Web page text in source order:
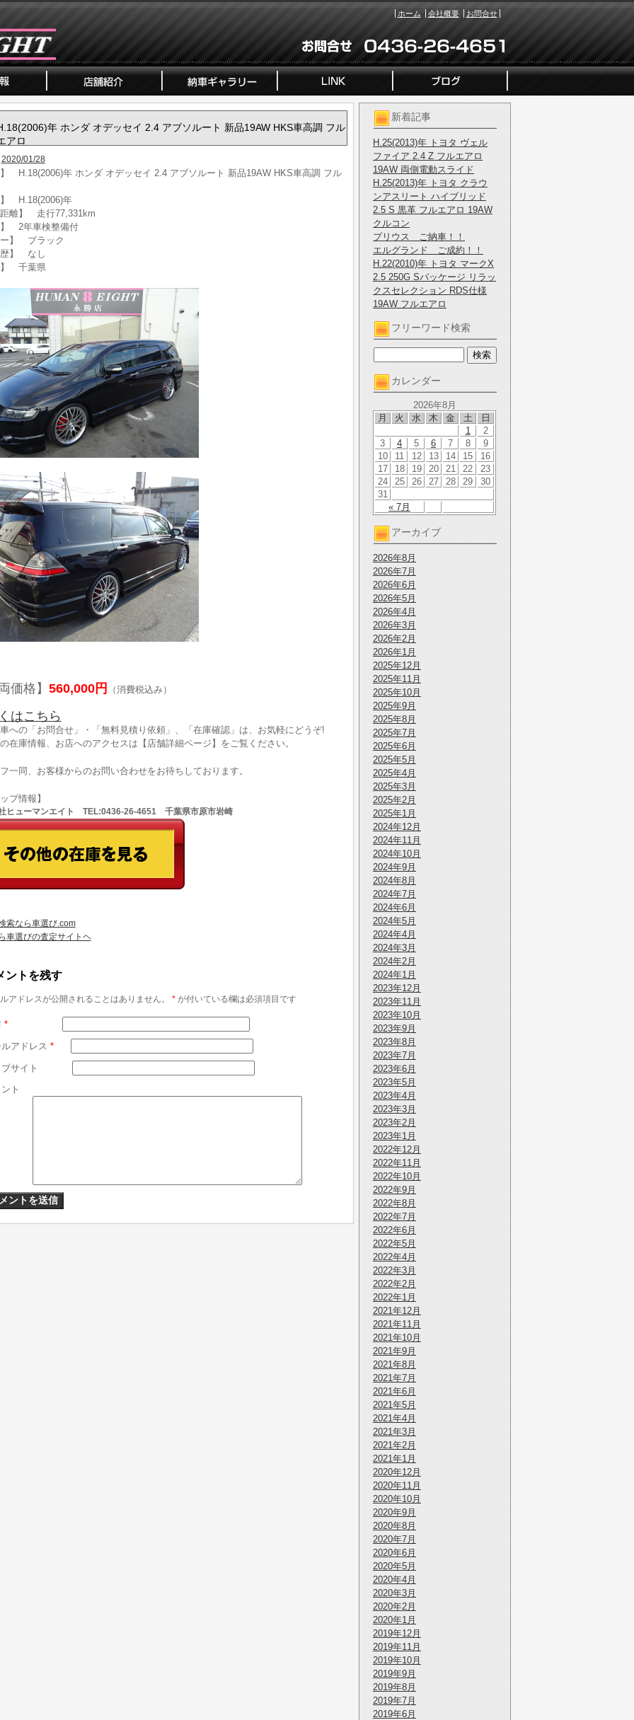
ホーム 会社概要 お問合せ
新着記事
H.25(2013)年 トヨタ ヴェル
ファイア 2.4 Z フルエアロ
19AW 両側電動スライド
H.25(2013)年 トヨタ クラウ
ンアスリート ハイブリッド
2.5 S 黒革 フルエアロ 19AW
クルコン
プリウス ご納車！！
エルグランド ご成約！！
H.22(2010)年 トヨタ マークX
2.5 250G Sパッケージ リラッ
クスセレクション RDS仕様
19AW フルエアロ
フリーワード検索
カレンダー
2026年8月
月
火 水 木 金 土 日
« 7月
1
2
3
4 5 6 7 8
9
10
11 12 13 14 15
16
17
18 19 20 21 22
23
24
25 26 27 28 29
30
31
アーカイブ
2026年8月
2026年7月
2026年6月
2026年5月
2026年4月
2026年3月
2026年2月
2026年1月
2025年12月
2025年11月
2025年10月
2025年9月
2025年8月
2025年7月
2025年6月
2025年5月
2025年4月
2025年3月
2025年2月
2025年1月
2024年12月
2024年11月
2024年10月
2024年9月
2024年8月
2024年7月
2024年6月
2024年5月
2024年4月
2024年3月
2024年2月
2024年1月
2023年12月
2023年11月
2023年10月
2023年9月
2023年8月
2023年7月
2023年6月
2023年5月
2023年4月
2023年3月
2023年2月
2023年1月
2022年12月
2022年11月
2022年10月
2022年9月
2022年8月
2022年7月
2022年6月
2022年5月
2022年4月
2022年3月
2022年2月
2022年1月
2021年12月
2021年11月
2021年10月
2021年9月
2021年8月
2021年7月
2021年6月
2021年5月
2021年4月
2021年3月
2021年2月
2021年1月
2020年12月
2020年11月
2020年10月
2020年9月
2020年8月
2020年7月
2020年6月
2020年5月
2020年4月
2020年3月
2020年2月
2020年1月
2019年12月
2019年11月
2019年10月
2019年9月
2019年8月
2019年7月
2019年6月
年 ホンダ オデッセイ 2.4 アブソルート 新品19AW HKS車高調 フル
アロ
2020/01/28
】 H.18(2006)年 ホンダ オデッセイ 2.4 アブソルート 新品19AW HKS車高調 フル
】 H.18(2006)年
距離】 走行77,331km
】 2年車検整備付
ー】 ブラック
歴】 なし
】 千葉県
価格】 560,000円 （消費税込み）
はこちら
への「お問合せ」・「無料見積り依頼」、「在庫確認」は、お気軽にどうぞ!
在庫情報、お店へのアクセスは【店舗詳細ページ】をご覧ください。
一同、お客様からのお問い合わせをお待ちしております。
ップ情報】
ヒューマンエイト TEL:0436-26-4651 千葉県市原市岩崎
索なら車選び.com
車選びの査定サイトヘ
ントを残す
アドレスが公開されることはありません。 *が付いている欄は必須項目です
*
ルアドレス *
サイト
ト